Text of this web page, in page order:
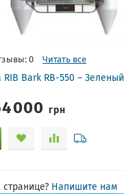
0 Читать все
Bark RB-550 – Зеленый
грн
Напишите нам